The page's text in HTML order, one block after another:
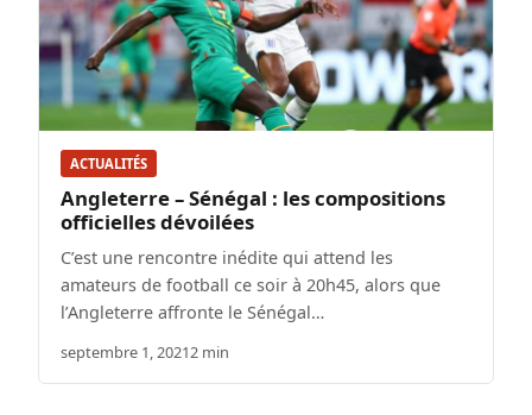
ACTUALITÉS
Angleterre – Sénégal : les compositions
officielles dévoilées
C’est une rencontre inédite qui attend les
amateurs de football ce soir à 20h45, alors que
l’Angleterre affronte le Sénégal…
septembre 1, 20212 min